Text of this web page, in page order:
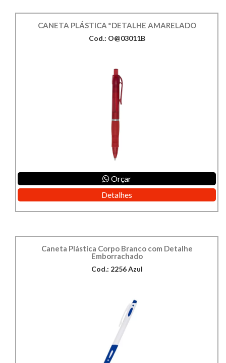
CANETA PLÁSTICA *DETALHE AMARELADO
Cod.: O@03011B
Orçar
Detalhes
Caneta Plástica Corpo Branco com Detalhe
Emborrachado
Cod.: 2256 Azul